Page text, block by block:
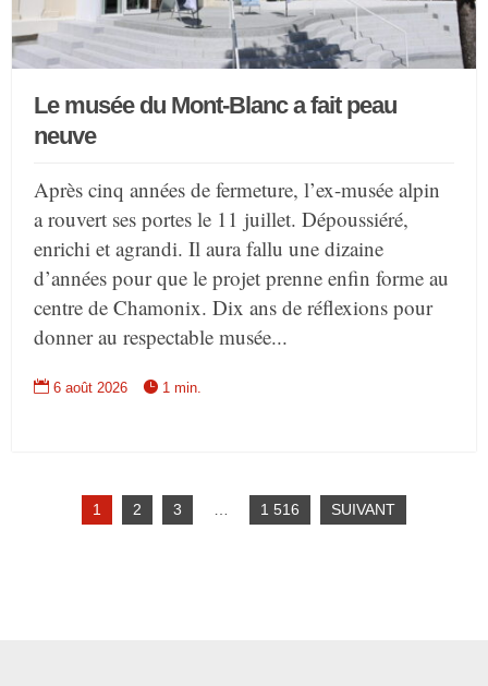
Le musée du Mont-Blanc a fait peau
neuve
Après cinq années de fermeture, l’ex-musée alpin
a rouvert ses portes le 11 juillet. Dépoussiéré,
enrichi et agrandi. Il aura fallu une dizaine
d’années pour que le projet prenne enfin forme au
centre de Chamonix. Dix ans de réflexions pour
donner au respectable musée...
 6 août 2026  1 min.
1 2 3 … 1 516 SUIVANT